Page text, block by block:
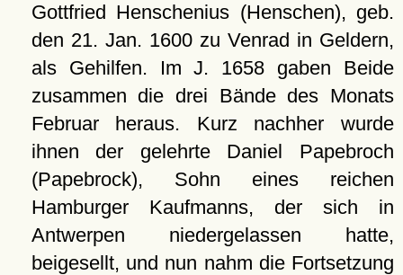
Gottfried Henschenius (Henschen), geb.
den 21. Jan. 1600 zu Venrad in Geldern,
als Gehilfen. Im J. 1658 gaben Beide
zusammen die drei Bände des Monats
Februar heraus. Kurz nachher wurde
ihnen der gelehrte Daniel Papebroch
(Papebrock), Sohn eines reichen
Hamburger Kaufmanns, der sich in
Antwerpen niedergelassen hatte,
beigesellt, und nun nahm die Fortsetzung